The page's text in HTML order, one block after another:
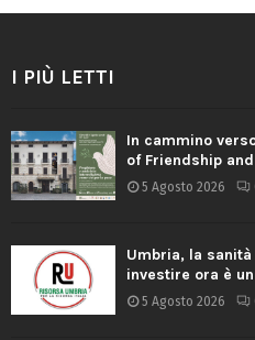
I PIÙ LETTI
In cammino
of Friendship and
5 Agosto 2026
Umbria, la
investire ora è
5 Agosto 2026